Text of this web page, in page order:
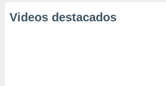
Videos destacados